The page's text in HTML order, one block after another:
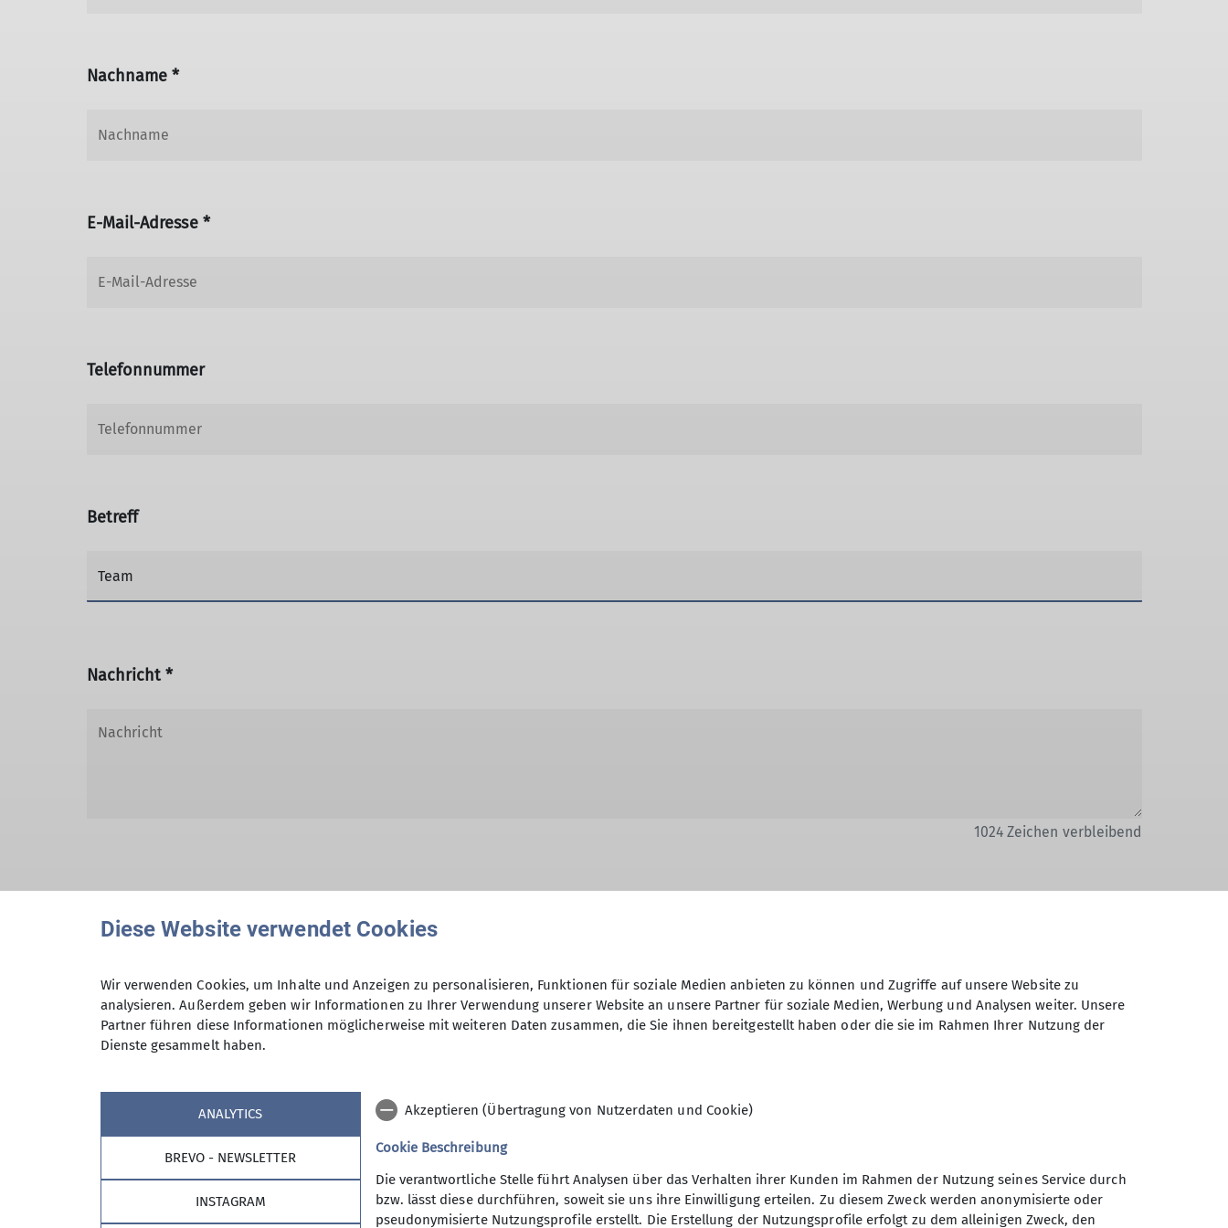
Nachname *
E-Mail-Adresse *
Telefonnummer
Betreff
Nachricht *
1024Zeichen verbleibend
Hiermit bestätige ich die Kenntnisnahme der Datenschutzerklärung *
Hiermit erkläre ich mich einverstanden, dass meine in das Kontaktformular eingegebenen Daten elektronisch gesichert und zum
Zweck der Kontaktaufnahme verarbeitet und genutzt werden. Mir ist bekannt, dass ich meine Einwilligung jederzeit wiederrufen kann.
*
Sektion Augsburg des
Diese Website verwendet Cookies
Wir verwenden Cookies, um Inhalte und Anzeigen zu personalisieren, Funktionen für soziale Medien anbieten zu können und Zugriffe auf unsere Website zu
analysieren. Außerdem geben wir Informationen zu Ihrer Verwendung unserer Website an unsere Partner für soziale Medien, Werbung und Analysen weiter. Unsere
Partner führen diese Informationen möglicherweise mit weiteren Daten zusammen, die Sie ihnen bereitgestellt haben oder die sie im Rahmen Ihrer Nutzung der
Dienste gesammelt haben.
ANALYTICS
BREVO - NEWSLETTER
INSTAGRAM
Akzeptieren (Übertragung von Nutzerdaten und Cookie)
Cookie Beschreibung
Die verantwortliche Stelle führt Analysen über das Verhalten ihrer Kunden im Rahmen der Nutzung seines Service durch
bzw. lässt diese durchführen, soweit sie uns ihre Einwilligung erteilen. Zu diesem Zweck werden anonymisierte oder
pseudonymisierte Nutzungsprofile erstellt. Die Erstellung der Nutzungsprofile erfolgt zu dem alleinigen Zweck, den